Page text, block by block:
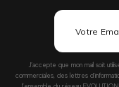
J’accepte que mon mail soit
commerciales, des lettres